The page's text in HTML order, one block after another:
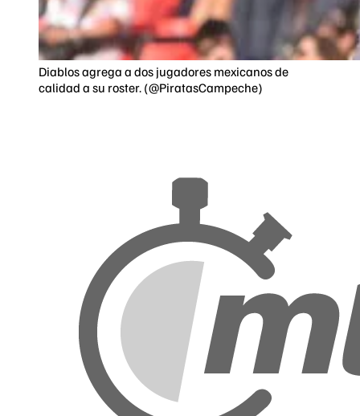
Diablos agrega a dos jugadores mexicanos de
calidad a su roster. (@PiratasCampeche)